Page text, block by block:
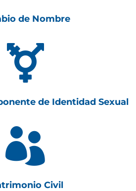
de Nombre

de Identidad Sexual

Civil